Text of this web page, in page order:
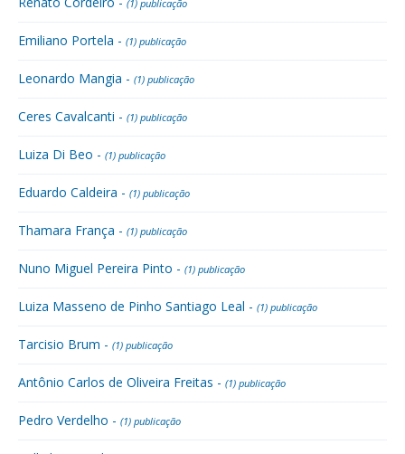
(1) publicação
Emiliano Portela - (1) publicação
Leonardo Mangia - (1) publicação
Ceres Cavalcanti - (1) publicação
Luiza Di Beo - (1) publicação
Eduardo Caldeira - (1) publicação
Thamara França - (1) publicação
Nuno Miguel Pereira Pinto - (1) publicação
Luiza Masseno de Pinho Santiago Leal - (1) publicação
Tarcisio Brum - (1) publicação
Antônio Carlos de Oliveira Freitas - (1) publicação
Pedro Verdelho - (1) publicação